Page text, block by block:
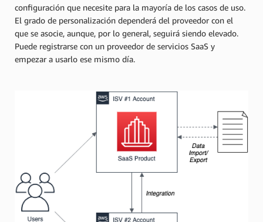
configuración que necesite para la mayoría de los casos de uso.
El grado de personalización dependerá del proveedor con el
que se asocie, aunque, por lo general, seguirá siendo elevado.
Puede registrarse con un proveedor de servicios SaaS y
empezar a usarlo ese mismo día.